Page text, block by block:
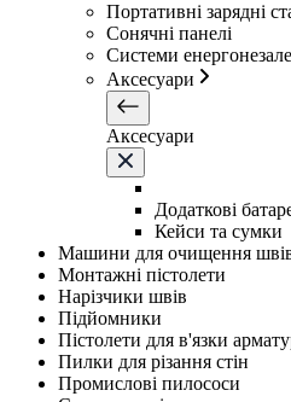
Портативні зарядні
Сонячні панелі
Системи
Аксесуари
Аксесуари
Додаткові
Кейси та сумки
Машини для очищення
Монтажні пістолети
Нарізчики швів
Підйомники
Пістолети для в'язки
Пилки для різання стін
Промислові пилососи